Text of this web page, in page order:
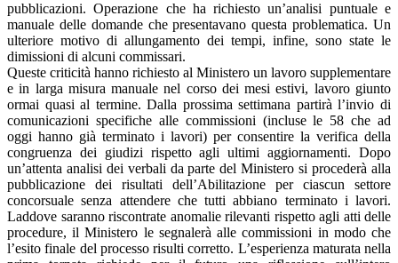
pubblicazioni. Operazione che ha richiesto un’analisi puntuale e
manuale delle domande che presentavano questa problematica. Un
ulteriore motivo di allungamento dei tempi, infine, sono state le
dimissioni di alcuni commissari.
Queste criticità hanno richiesto al Ministero un lavoro supplementare
e in larga misura manuale nel corso dei mesi estivi, lavoro giunto
ormai quasi al termine. Dalla prossima settimana partirà l’invio di
comunicazioni specifiche alle commissioni (incluse le 58 che ad
oggi hanno già terminato i lavori) per consentire la verifica della
congruenza dei giudizi rispetto agli ultimi aggiornamenti. Dopo
un’attenta analisi dei verbali da parte del Ministero si procederà alla
pubblicazione dei risultati dell’Abilitazione per ciascun settore
concorsuale senza attendere che tutti abbiano terminato i lavori.
Laddove saranno riscontrate anomalie rilevanti rispetto agli atti delle
procedure, il Ministero le segnalerà alle commissioni in modo che
l’esito finale del processo risulti corretto. L’esperienza maturata nella